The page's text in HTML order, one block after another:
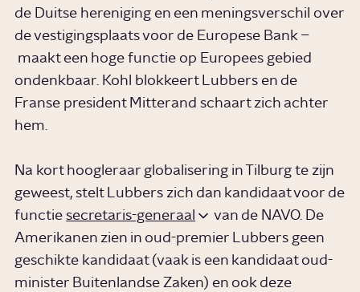
de Duitse hereniging en een meningsverschil over
de vestigingsplaats voor de Europese Bank –
maakt een hoge functie op Europees gebied
ondenkbaar. Kohl blokkeert Lubbers en de
Franse president Mitterand schaart zich achter
hem.
Na kort hoogleraar globalisering in Tilburg te zijn
geweest, stelt Lubbers zich dan kandidaat voor de
functiesecretaris-generaal
van de NAVO. De
Amerikanen zien in oud-premier Lubbers geen
geschikte kandidaat (vaak is een kandidaat oud-
minister Buitenlandse Zaken) en ook deze